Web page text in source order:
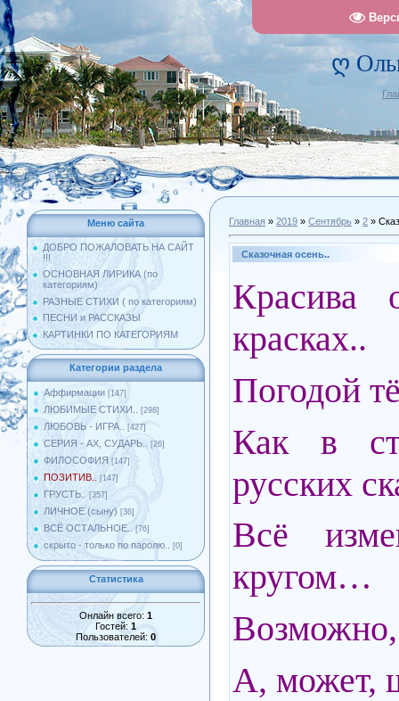
ღ
Меню сайта
ДОБРО ПОЖАЛОВАТЬ НА САЙТ
!!!
ОСНОВНАЯ ЛИРИКА (по
категориям)
РАЗНЫЕ СТИХИ ( по категориям)
ПЕСНИ и РАССКАЗЫ
КАРТИНКИ ПО КАТЕГОРИЯМ
Категории раздела
Аффирмации [147]
ЛЮБИМЫЕ СТИХИ.. [298]
ЛЮБОВЬ - ИГРА.. [427]
СЕРИЯ - АХ, СУДАРЬ.. [26]
ФИЛОСОФИЯ [147]
ПОЗИТИВ.. [147]
ГРУСТЬ.. [357]
ЛИЧНОЕ (сыну) [36]
ВСЁ ОСТАЛЬНОЕ.. [76]
скрыто - только по паролю.. [0]
Статистика
Онлайн всего: 1
Гостей: 1
Пользователей: 0
Главная » 2019 » Сентябрь » 2 »
Сказочная осень..
Красива
красках..
Погодой
Как в
русских
Всё
кругом…
Возможно,
А, может,